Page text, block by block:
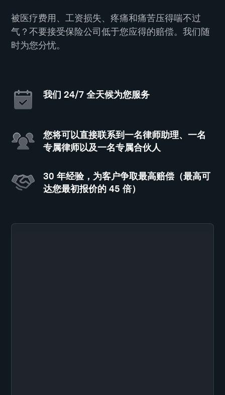
被医疗费用、工资损失、疼痛和痛苦压得喘不过
气？不要接受保险公司低于您应得的赔偿。我们随
时为您分忧。
我们 24/7 全天候为您服务
您将可以直接联系到一名律师助理、一名
专属律师以及一名专属合伙人
30 年经验，为客户争取最高赔偿（最高可
达您最初报价的 45 倍）